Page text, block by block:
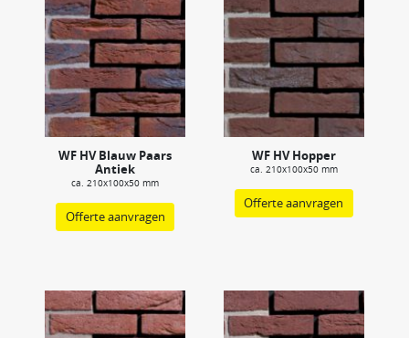
WF HV Blauw Paars
Antiek
ca. 210x100x50 mm
Offerte aanvragen
WF HV Hopper
ca. 210x100x50 mm
Offerte aanvragen